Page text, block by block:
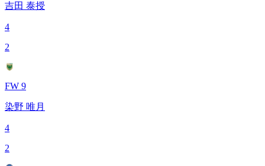
吉田 泰授
4
2
FW 9
染野 唯月
4
2